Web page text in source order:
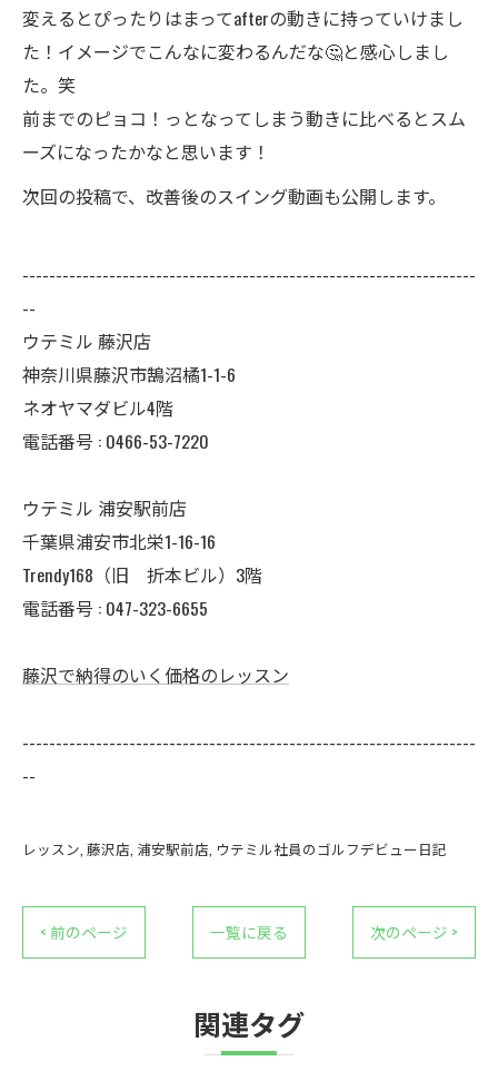
変えるとぴったりはまってafterの動きに持っていけまし
た！イメージでこんなに変わるんだな🤔と感心しまし
た。笑
前までのピョコ！っとなってしまう動きに比べるとスム
ーズになったかなと思います！
次回の投稿で、改善後のスイング動画も公開します。
--------------------------------------------------------------------
--
ウテミル 藤沢店
神奈川県藤沢市鵠沼橘1-1-6
ネオヤマダビル4階
電話番号 : 0466-53-7220
ウテミル 浦安駅前店
千葉県浦安市北栄1-16-16
Trendy168（旧 折本ビル）3階
電話番号 : 047-323-6655
藤沢で納得のいく価格のレッスン
--------------------------------------------------------------------
--
レッスン 藤沢店 浦安駅前店 ウテミル社員のゴルフデビュー日記
< 前のページ 一覧に戻る 次のページ >
関連タグ